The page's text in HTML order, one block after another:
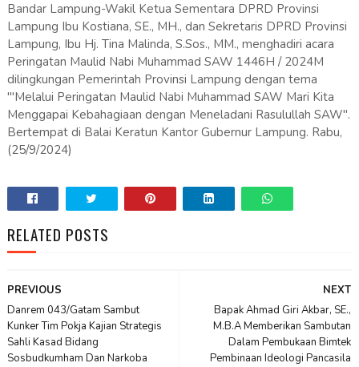
Bandar Lampung-Wakil Ketua Sementara DPRD Provinsi
Lampung Ibu Kostiana, SE., MH., dan Sekretaris DPRD Provinsi
Lampung, Ibu Hj. Tina Malinda, S.Sos., MM., menghadiri acara
Peringatan Maulid Nabi Muhammad SAW 1446H / 2024M
dilingkungan Pemerintah Provinsi Lampung dengan tema
'"Melalui Peringatan Maulid Nabi Muhammad SAW Mari Kita
Menggapai Kebahagiaan dengan Meneladani Rasulullah SAW".
Bertempat di Balai Keratun Kantor Gubernur Lampung. Rabu,
(25/9/2024)
RELATED POSTS
NEXT
Bapak Ahmad Giri Akbar, SE.,
M.B.A Memberikan Sambutan
Dalam Pembukaan Bimtek
Pembinaan Ideologi Pancasila
PREVIOUS
Danrem 043/Gatam Sambut
Kunker Tim Pokja Kajian Strategis
Sahli Kasad Bidang
Sosbudkumham Dan Narkoba